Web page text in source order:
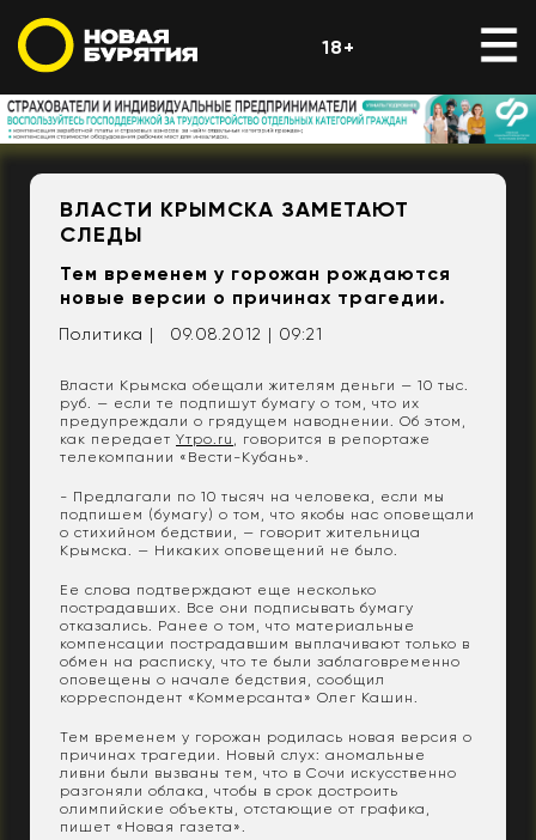
18+
ВЛАСТИ КРЫМСКА ЗАМЕТАЮТ
СЛЕДЫ
Тем временем у горожан рождаются
новые версии о причинах трагедии.
Политика | 09.08.2012 | 09:21
Власти Крымска обещали жителям деньги — 10 тыс.
руб. — если те подпишут бумагу о том, что их
предупреждали о грядущем наводнении. Об этом,
как передает Yтро.ru , говорится в репортаже
телекомпании «Вести-Кубань».
- Предлагали по 10 тысяч на человека, если мы
подпишем (бумагу) о том, что якобы нас оповещали
о стихийном бедствии, — говорит жительница
Крымска. — Никаких оповещений не было.
Ее слова подтверждают еще несколько
пострадавших. Все они подписывать бумагу
отказались. Ранее о том, что материальные
компенсации пострадавшим выплачивают только в
обмен на расписку, что те были заблаговременно
оповещены о начале бедствия, сообщил
корреспондент «Коммерсанта» Олег Кашин.
Тем временем у горожан родилась новая версия о
причинах трагедии. Новый слух: аномальные
ливни были вызваны тем, что в Сочи искусственно
разгоняли облака, чтобы в срок достроить
олимпийские объекты, отстающие от графика,
пишет «Новая газета».